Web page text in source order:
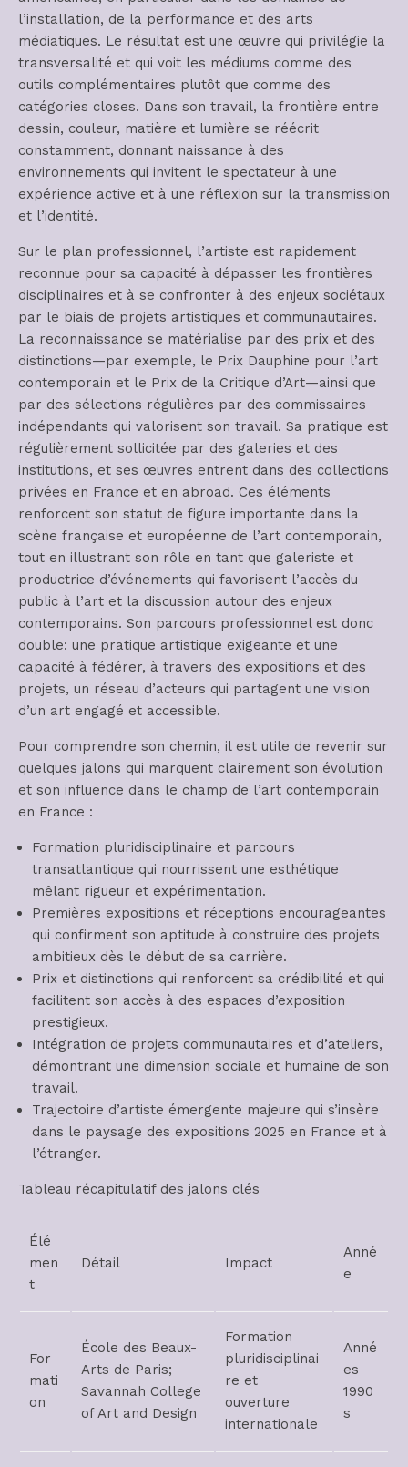
l’installation, de la performance et des arts
médiatiques. Le résultat est une œuvre qui privilégie la
transversalité et qui voit les médiums comme des
outils complémentaires plutôt que comme des
catégories closes. Dans son travail, la frontière entre
dessin, couleur, matière et lumière se réécrit
constamment, donnant naissance à des
environnements qui invitent le spectateur à une
expérience active et à une réflexion sur la transmission
et l’identité.
Sur le plan professionnel, l’artiste est rapidement
reconnue pour sa capacité à dépasser les frontières
disciplinaires et à se confronter à des enjeux sociétaux
par le biais de projets artistiques et communautaires.
La reconnaissance se matérialise par des prix et des
distinctions—par exemple, le Prix Dauphine pour l’art
contemporain et le Prix de la Critique d’Art—ainsi que
par des sélections régulières par des commissaires
indépendants qui valorisent son travail. Sa pratique est
régulièrement sollicitée par des galeries et des
institutions, et ses œuvres entrent dans des collections
privées en France et en abroad. Ces éléments
renforcent son statut de figure importante dans la
scène française et européenne de l’art contemporain,
tout en illustrant son rôle en tant que galeriste et
productrice d’événements qui favorisent l’accès du
public à l’art et la discussion autour des enjeux
contemporains. Son parcours professionnel est donc
double: une pratique artistique exigeante et une
capacité à fédérer, à travers des expositions et des
projets, un réseau d’acteurs qui partagent une vision
d’un art engagé et accessible.
Pour comprendre son chemin, il est utile de revenir sur
quelques jalons qui marquent clairement son évolution
et son influence dans le champ de l’art contemporain
en France :
Formation pluridisciplinaire et parcours
transatlantique qui nourrissent une esthétique
mêlant rigueur et expérimentation.
Premières expositions et réceptions encourageantes
qui confirment son aptitude à construire des projets
ambitieux dès le début de sa carrière.
Prix et distinctions qui renforcent sa crédibilité et qui
facilitent son accès à des espaces d’exposition
prestigieux.
Intégration de projets communautaires et d’ateliers,
démontrant une dimension sociale et humaine de son
travail.
Trajectoire d’artiste émergente majeure qui s’insère
dans le paysage des expositions 2025 en France et à
l’étranger.
Tableau récapitulatif des jalons clés
Élé
men
t
Détail Impact
Anné
e
For
mati
on
École des Beaux-
Arts de Paris;
Savannah College
of Art and Design
Formation
pluridisciplinai
re et
ouverture
internationale
Anné
es
1990
s